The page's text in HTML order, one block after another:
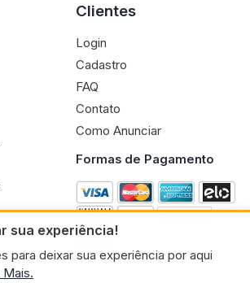
sua experiência!
para deixar sua experiência por aqui
Mais.
Clientes
Login
Cadastro
FAQ
Contato
Como Anunciar
Formas de Pagamento